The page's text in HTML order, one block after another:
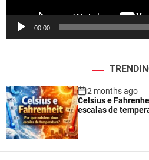
00:00
2 months ago
Celsius e
escalas de